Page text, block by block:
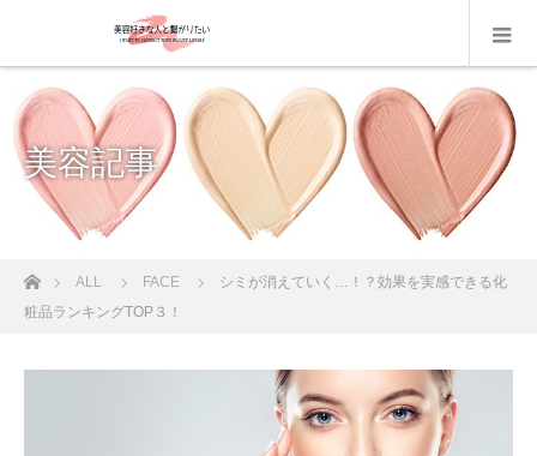
美容記事
ホームALL FACE
シミが消えていく…！？効果を実感できる化
粧品ランキングTOP３！